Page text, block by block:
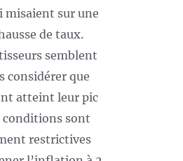
misaient sur une
de taux.
semblent
considérer que
atteint leur pic
conditions sont
restrictives